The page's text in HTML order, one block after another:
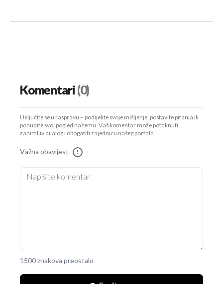
Komentari(0)
Uključite se u raspravu – podijelite svoje mišljenje, postavite pitanja ili
ponudite svoj pogled na temu. Vaš komentar može potaknuti
zanimljiv dijalog i obogatiti zajednicu našeg portala.
Važna obavijest !
1500 znakova preostalo